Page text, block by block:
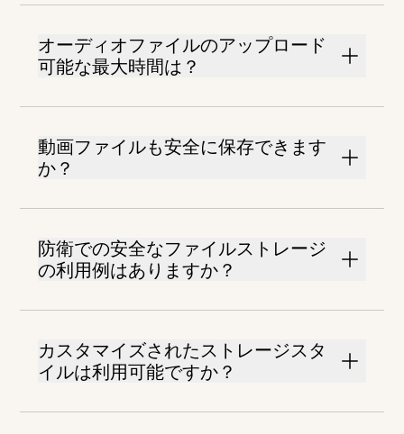
オーディオファイルのアップロード
可能な最大時間は？
動画ファイルも安全に保存できます
か？
防衛での安全なファイルストレージ
の利用例はありますか？
カスタマイズされたストレージスタ
イルは利用可能ですか？